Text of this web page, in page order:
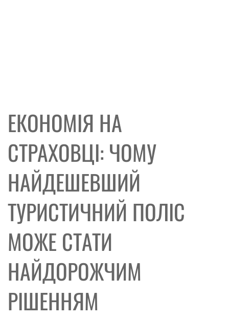
ЕКОНОМІЯ НА
СТРАХОВЦІ: ЧОМУ
НАЙДЕШЕВШИЙ
ТУРИСТИЧНИЙ ПОЛІС
МОЖЕ СТАТИ
НАЙДОРОЖЧИМ
РІШЕННЯМ